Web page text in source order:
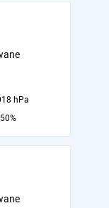
hPa
50%